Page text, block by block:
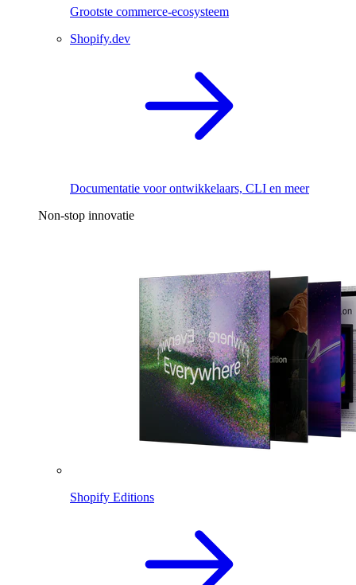
Grootste commerce-ecosysteem
Shopify.dev
Documentatie voor ontwikkelaars, CLI en meer
Non-stop innovatie
Shopify Editions